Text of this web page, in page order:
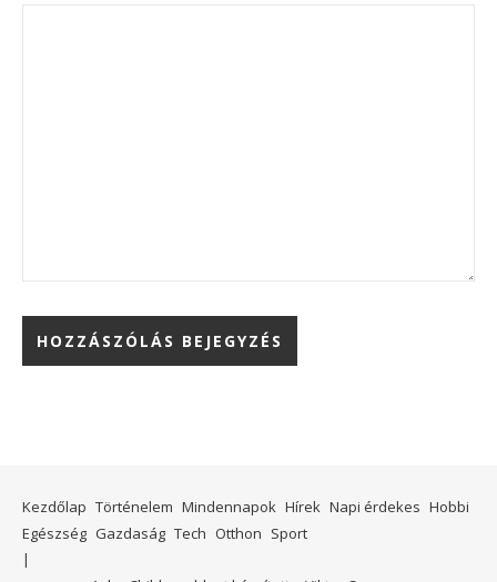
Kezdőlap Történelem Mindennapok Hírek Napi érdekes Hobbi
Egészség Gazdaság Tech Otthon Sport